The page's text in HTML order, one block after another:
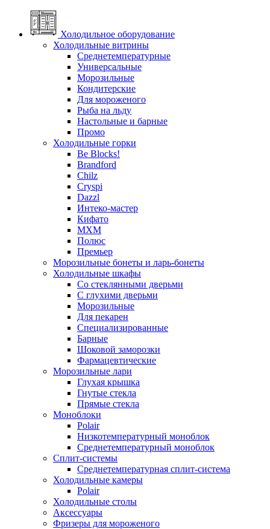
Холодильное оборудование
Холодильные витрины
Среднетемпературные
Универсальные
Морозильные
Кондитерские
Для мороженого
Рыба на льду
Настольные и барные
Промо
Холодильные горки
Be Blocks!
Brandford
Chilz
Cryspi
Dazzl
Интеко-мастер
Кифато
МХМ
Полюс
Премьер
Морозильные бонеты и ларь-бонеты
Холодильные шкафы
Со стеклянными дверьми
С глухими дверьми
Морозильные
Для пекарен
Специализированные
Барные
Шоковой заморозки
Фармацевтические
Морозильные лари
Глухая крышка
Гнутые стекла
Прямые стекла
Моноблоки
Polair
Низкотемпературный моноблок
Среднетемпературный моноблок
Сплит-системы
Среднетемпературная сплит-система
Холодильные камеры
Polair
Холодильные столы
Аксессуары
Фризеры для мороженого